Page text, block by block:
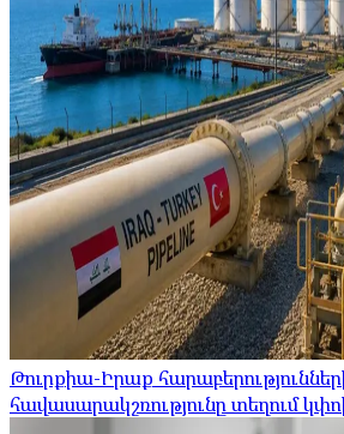
Թուրքիա-Իրաք
հավասարակշռությունը տեղում